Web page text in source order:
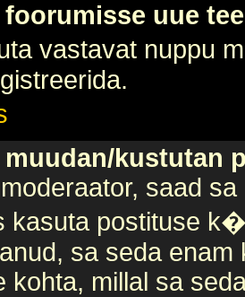
uue
vastavat nuppu
muudan/kustutan
saad
kasuta postituse
sa seda
kohta, millal sa